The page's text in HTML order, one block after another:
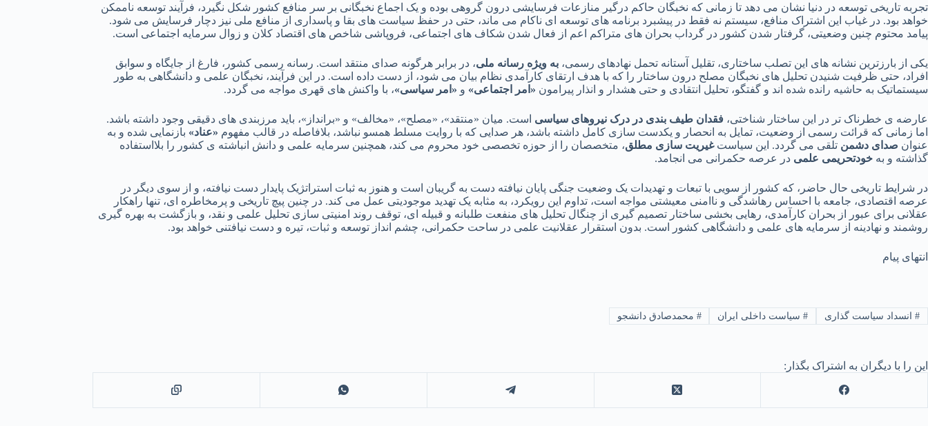
تجربه تاریخی توسعه در دنیا نشان می دهد تا زمانی که نخبگان حاکم درگیر منازعات فرسایشی درون گروهی بوده و یک اجماع نخبگانی بر سر منافع کشور شکل نگیرد، فرآیند توسعه ناممکن
خواهد بود. در غیاب این اشتراک منافع، سیستم نه فقط در پیشبرد برنامه های توسعه ای ناکام می ماند، حتی در حفظ سیاست های بقا و پاسداری از منافع ملی نیز دچار فرسایش می شود.
پیامد محتوم چنین وضعیتی، گرفتار شدن کشور در گرداب بحران های متراکم اعم از فعال شدن شکاف های اجتماعی، فروپاشی شاخص های اقتصاد کلان و زوال سرمایه اجتماعی است.
یکی از بارزترین نشانه های این تصلب ساختاری، تقلیل آستانه تحمل نهادهای رسمی، به ویژه رسانه ملی، در برابر هرگونه صدای منتقد است. رسانه رسمی کشور، فارغ از جایگاه و سوابق
افراد، حتی ظرفیت شنیدن تحلیل های نخبگان مصلح درون ساختار را که با هدف ارتقای کارآمدی نظام بیان می شود، از دست داده است. در این فرآیند، نخبگان علمی و دانشگاهی به طور
سیستماتیک به حاشیه رانده شده اند و گفتگو، تحلیل انتقادی و حتی هشدار و انذار پیرامون « امر اجتماعی» و « امر سیاسی»، با واکنش های قهری مواجه می گردد.
عارضه ی خطرناک تر در این ساختار شناختی، فقدان طیف بندی در درک نیروهای سیاسی است. میان «منتقد»، «مصلح»، «مخالف» و «برانداز»، باید مرزبندی های دقیقی وجود داشته باشد.
اما زمانی که قرائت رسمی از وضعیت، تمایل به انحصار و یکدست سازی کامل داشته باشد، هر صدایی که با روایت مسلط همسو نباشد، بلافاصله در قالب مفهوم «عناد» بازنمایی شده و به
عنوان صدای دشمن تلقی می گردد. این سیاستغیریت سازی مطلق، متخصصان را از حوزه تخصصی خود محروم می کند، همچنین سرمایه علمی و دانش انباشته ی کشور را بلااستفاده
گذاشته و به خودتحریمی علمی در عرصه حکمرانی می انجامد.
در شرایط تاریخی حال حاضر، که کشور از سویی با تبعات و تهدیدات یک وضعیت جنگی پایان نیافته دست به گریبان است و هنوز به ثبات استراتژیک پایدار دست نیافته، و از سوی دیگر در
عرصه اقتصادی، جامعه با احساس رهاشدگی و ناامنی معیشتی مواجه است، تداوم این رویکرد، به مثابه یک تهدید موجودیتی عمل می کند. در چنین پیچ تاریخی و پرمخاطره ای، تنها راهکار
عقلانی برای عبور از بحران کارآمدی، رهایی بخشی ساختار تصمیم گیری از چنگال تحلیل های منفعت طلبانه و قبیله ای، توقف روند امنیتی سازی تحلیل علمی و نقد، و بازگشت به بهره گیری
روشمند و نهادینه از سرمایه های علمی و دانشگاهی کشور است. بدون استقرار عقلانیت علمی در ساحت حکمرانی، چشم انداز توسعه و ثبات، تیره و دست نیافتنی خواهد بود.
انتهای پیام
#انسداد سیاست گذاری #سیاست داخلی ایران # محمدصادق دانشجو
این را با دیگران به اشتراک بگذار: